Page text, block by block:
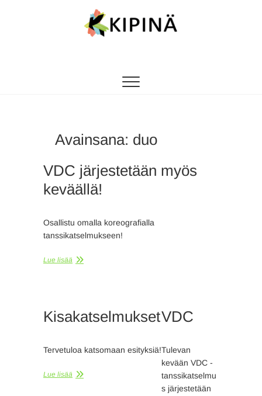
Avainsana: duo
VDC järjestetään myös
keväällä!
Osallistu omalla koreografialla
tanssikatselmukseen!
Lue lisää
Kisakatselmukset
Tervetuloa katsomaan esityksiä!
Lue lisää
VDC
Tulevan
kevään VDC -
tanssikatselmu
s järjestetään